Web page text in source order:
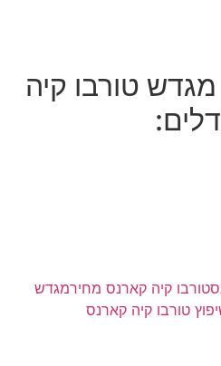
טורבו קיה
טורבו קיה קארנס מחירמגדש
טורבו קיה קארנס